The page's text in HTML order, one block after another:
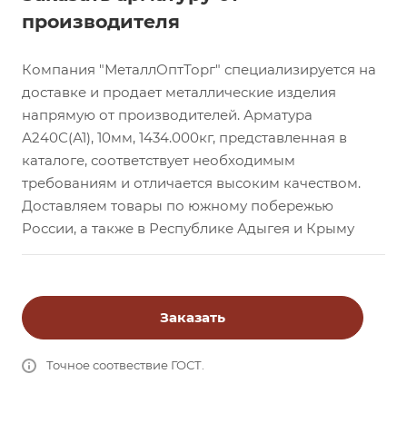
производителя
Компания "МеталлОптТорг" специализируется на
доставке и продает металлические изделия
напрямую от производителей. Арматура
А240С(А1), 10мм, 1434.000кг, представленная в
каталоге, соответствует необходимым
требованиям и отличается высоким качеством.
Доставляем товары по южному побережью
России, а также в Республике Адыгея и Крыму
Заказать
Точное соотвествие ГОСТ.